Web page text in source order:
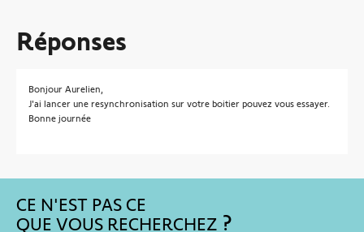
Autres produits
Contact
Boutique
Réponses
Bonjour Aurelien,
J'ai lancer une resynchronisation sur votre boitier pouvez vous essayer.
Bonne journée
CE N'EST PAS CE
QUE VOUS RECHERCHEZ